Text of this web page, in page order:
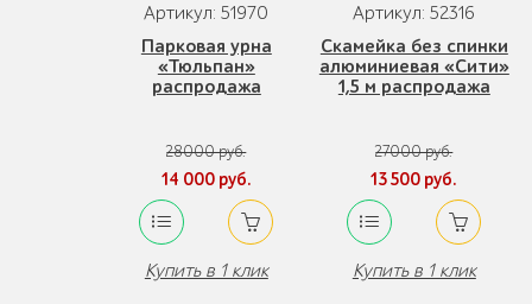
Артикул: 51970
Парковая урна
«Тюльпан»
распродажа
28000 руб.
14 000 руб.
Купить в 1 клик
Артикул: 52316
Скамейка без спинки
алюминиевая «Сити»
1,5 м распродажа
27000 руб.
13 500 руб.
Купить в 1 клик